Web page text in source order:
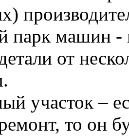
парк машин -
от
участок –
то он